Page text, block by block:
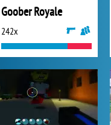
Goober Royale
242x